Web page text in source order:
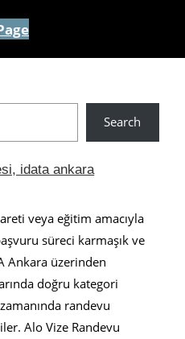
Search
idata ankara
veya eğitim amacıyla
süreci karmaşık ve
Ankara üzerinden
doğru kategori
randevu
Alo Vize Randevu